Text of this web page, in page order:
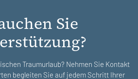
Sie
Traumurlaub? Nehmen Sie Kontakt
begleiten Sie auf jedem Schritt Ihrer